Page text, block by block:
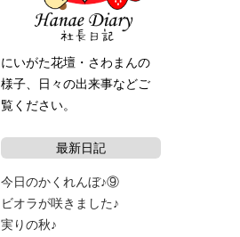
にいがた花壇・さわまんの
様子、日々の出来事などご
覧ください。
最新日記
今日のかくれんぼ♪⑨
ビオラが咲きました♪
実りの秋♪